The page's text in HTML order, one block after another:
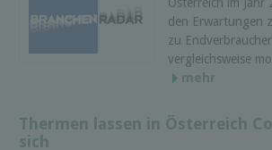
den Erwartungen
zu
vergleichsweise
mehr
Thermen lassen in Österreich
sich